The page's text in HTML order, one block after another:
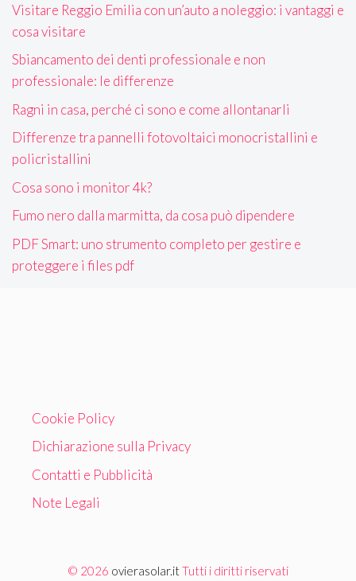
Visitare Reggio Emilia con un’auto a noleggio: i vantaggi e
cosa visitare
Sbiancamento dei denti professionale e non
professionale: le differenze
Ragni in casa, perché ci sono e come allontanarli
Differenze tra pannelli fotovoltaici monocristallini e
policristallini
Cosa sono i monitor 4k?
Fumo nero dalla marmitta, da cosa può dipendere
PDF Smart: uno strumento completo per gestire e
proteggere i files pdf
Cookie Policy
Dichiarazione sulla Privacy
Contatti e Pubblicità
Note Legali
© 2026 ovierasolar.itTutti i diritti riservati